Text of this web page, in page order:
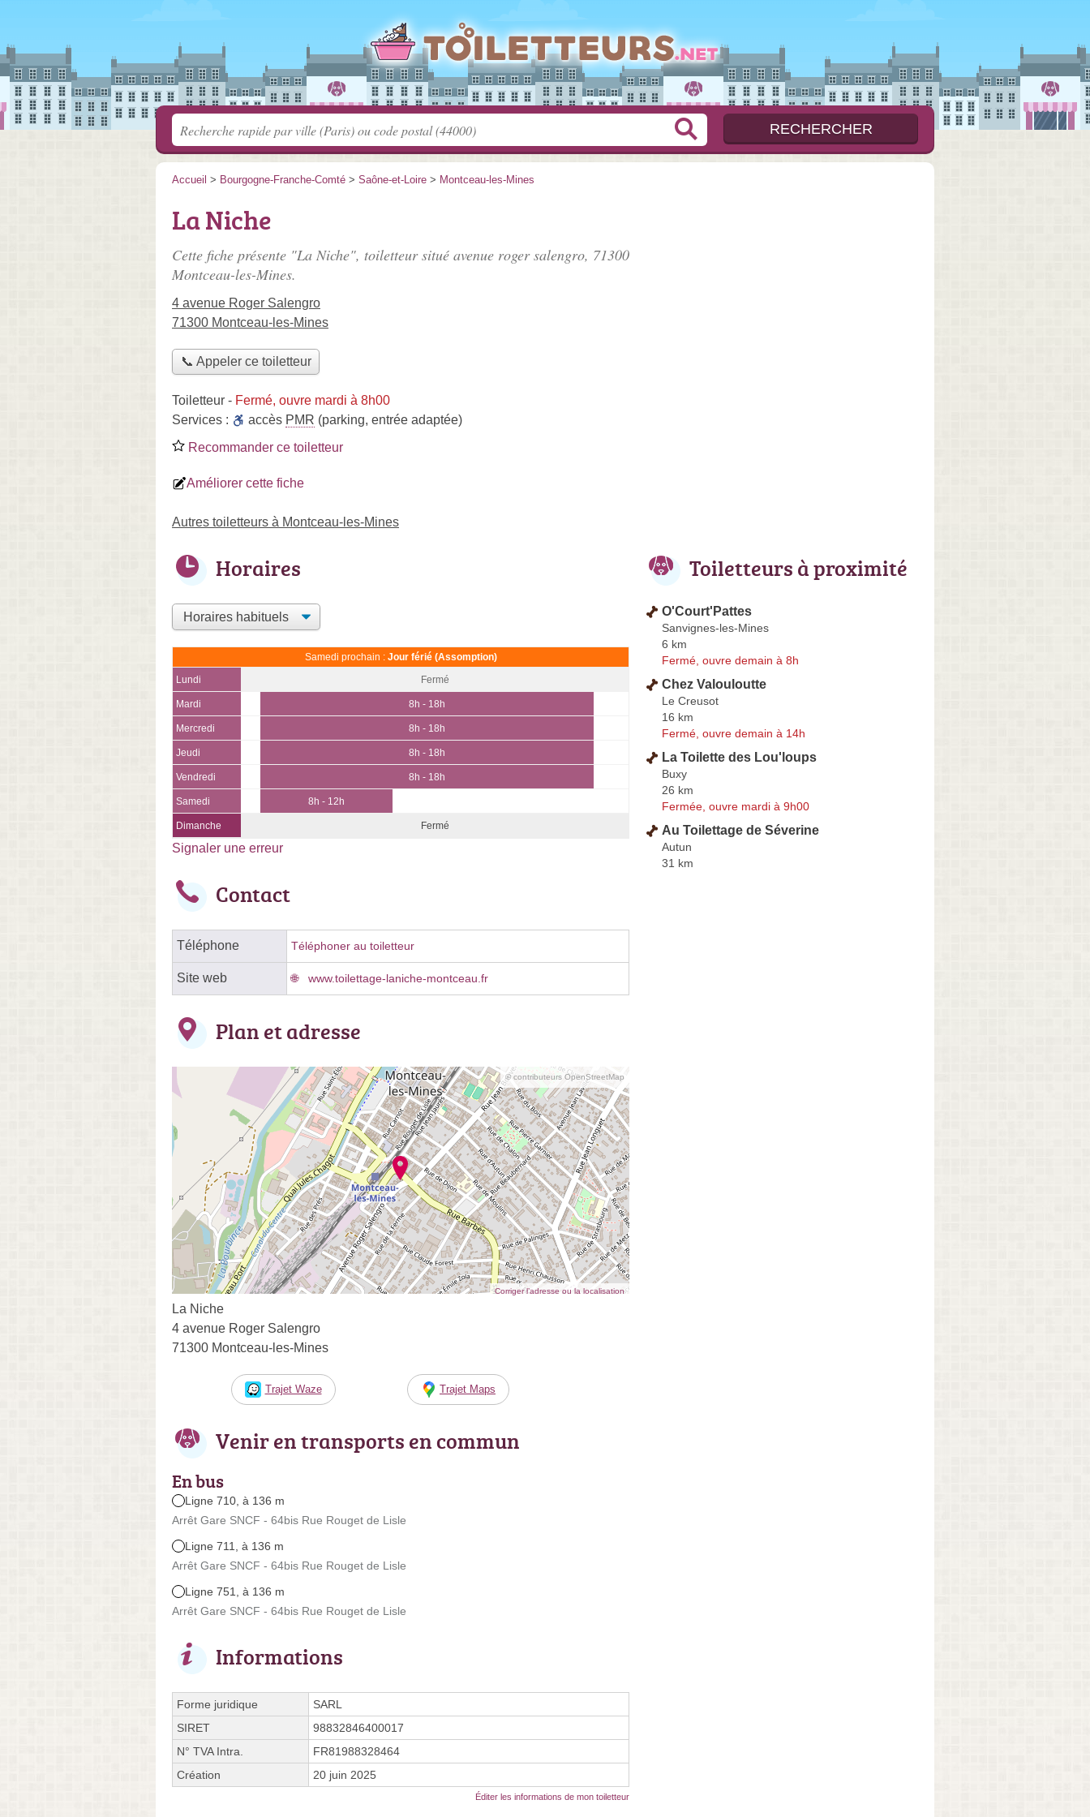
Accueil > Bourgogne-Franche-Comté > Saône-et-Loire > Montceau-les-Mines
La Niche
Cette fiche présente "La Niche", toiletteur situé avenue roger salengro, 71300
Montceau-les-Mines.
4 avenue Roger Salengro
71300 Montceau-les-Mines
📞 Appeler ce toiletteur
Toiletteur - Fermé, ouvre mardi à 8h00
Services :
accès PMR (parking, entrée adaptée)
Recommander ce toiletteur
Améliorer cette fiche
Autres toiletteurs à Montceau-les-Mines
Horaires
Samedi prochain : Jour férié (Assomption)
Lundi Fermé
Mardi 8h - 18h
Mercredi 8h - 18h
Jeudi 8h - 18h
Vendredi 8h - 18h
Samedi 8h - 12h
Dimanche Fermé
Signaler une erreur
Contact
Téléphone Téléphoner au toiletteur
Site web www.toilettage-laniche-montceau.fr
Plan et adresse
© contributeurs OpenStreetMap
Corriger l’adresse ou la localisation
La Niche
4 avenue Roger Salengro
71300 Montceau-les-Mines
Trajet Waze Trajet Maps
Venir en transports en commun
En bus
Ligne 710, à 136 m
Arrêt Gare SNCF - 64bis Rue Rouget de Lisle
Ligne 711, à 136 m
Arrêt Gare SNCF - 64bis Rue Rouget de Lisle
Ligne 751, à 136 m
Arrêt Gare SNCF - 64bis Rue Rouget de Lisle
Informations
Forme juridique
SARL
SIRET
98832846400017
N° TVA Intra.
FR81988328464
Création
20 juin 2025
Éditer les informations de mon toiletteur
Toiletteurs à proximité
O'Court'Pattes
Sanvignes-les-Mines
6 km
Fermé, ouvre demain à 8h
Chez Valouloutte
Le Creusot
16 km
Fermé, ouvre demain à 14h
La Toilette des Lou'loups
Buxy
26 km
Fermée, ouvre mardi à 9h00
Au Toilettage de Séverine
Autun
31 km